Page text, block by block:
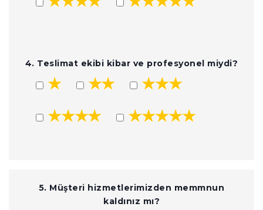
4. Teslimat ekibi kibar ve profesyonel miydi?
★ ★★
★★★
★★★★
★★★★★
5. Müşteri hizmetlerimizden memmnun
kaldınız mı?